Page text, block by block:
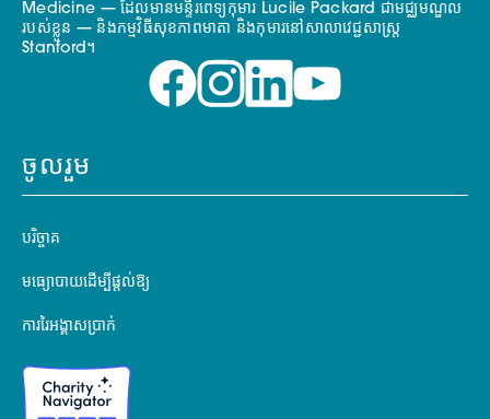
Medicine — ដែលមានមន្ទីរពេទ្យកុមារ Lucile Packard ជាមជ្ឈមណ្ឌល
របស់ខ្លួន — និងកម្មវិធីសុខភាពមាតា និងកុមារនៅសាលាវេជ្ជសាស្ត្រ
Stanford។
ចូលរួម
បរិច្ចាគ
មធ្យោបាយដើម្បីផ្តល់ឱ្យ
ការរៃអង្គាសប្រាក់